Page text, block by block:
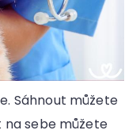
Sáhnout můžete
sebe můžete